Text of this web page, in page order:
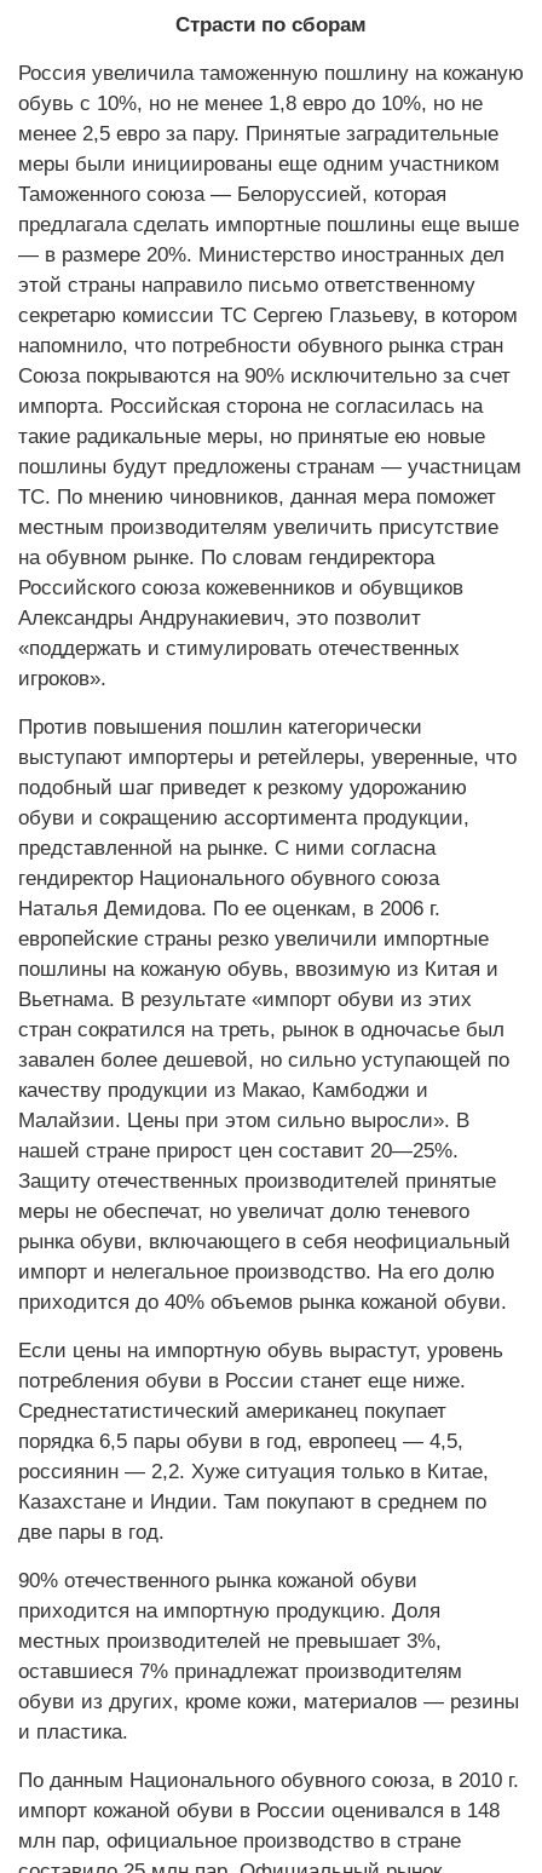
Страсти по сборам
Россия увеличила таможенную пошлину на кожаную
обувь с 10%, но не менее 1,8 евро до 10%, но не
менее 2,5 евро за пару. Принятые заградительные
меры были инициированы еще одним участником
Таможенного cоюза — Белоруссией, которая
предлагала сделать импортные пошлины еще выше
— в размере 20%. Министерство иностранных дел
этой страны направило письмо ответственному
секретарю комиссии ТС Сергею Глазьеву, в котором
напомнило, что потребности обувного рынка стран
Союза покрываются на 90% исключительно за счет
импорта. Российская сторона не согласилась на
такие радикальные меры, но принятые ею новые
пошлины будут предложены странам — участницам
ТС. По мнению чиновников, данная мера поможет
местным производителям увеличить присутствие
на обувном рынке. По словам гендиректора
Российского союза кожевенников и обувщиков
Александры Андрунакиевич, это позволит
«поддержать и стимулировать отечественных
игроков».
Против повышения пошлин категорически
выступают импортеры и ретейлеры, уверенные, что
подобный шаг приведет к резкому удорожанию
обуви и сокращению ассортимента продукции,
представленной на рынке. С ними согласна
гендиректор Национального обувного союза
Наталья Демидова. По ее оценкам, в 2006 г.
европейские страны резко увеличили импортные
пошлины на кожаную обувь, ввозимую из Китая и
Вьетнама. В результате «импорт обуви из этих
стран сократился на треть, рынок в одночасье был
завален более дешевой, но сильно уступающей по
качеству продукции из Макао, Камбоджи и
Малайзии. Цены при этом сильно выросли». В
нашей стране прирост цен составит 20—25%.
Защиту отечественных производителей принятые
меры не обеспечат, но увеличат долю теневого
рынка обуви, включающего в себя неофициальный
импорт и нелегальное производство. На его долю
приходится до 40% объемов рынка кожаной обуви.
Если цены на импортную обувь вырастут, уровень
потребления обуви в России станет еще ниже.
Среднестатистический американец покупает
порядка 6,5 пары обуви в год, европеец — 4,5,
россиянин — 2,2. Хуже ситуация только в Китае,
Казахстане и Индии. Там покупают в среднем по
две пары в год.
90% отечественного рынка кожаной обуви
приходится на импортную продукцию. Доля
местных производителей не превышает 3%,
оставшиеся 7% принадлежат производителям
обуви из других, кроме кожи, материалов — резины
и пластика.
По данным Национального обувного союза, в 2010 г.
импорт кожаной обуви в России оценивался в 148
млн пар, официальное производство в стране